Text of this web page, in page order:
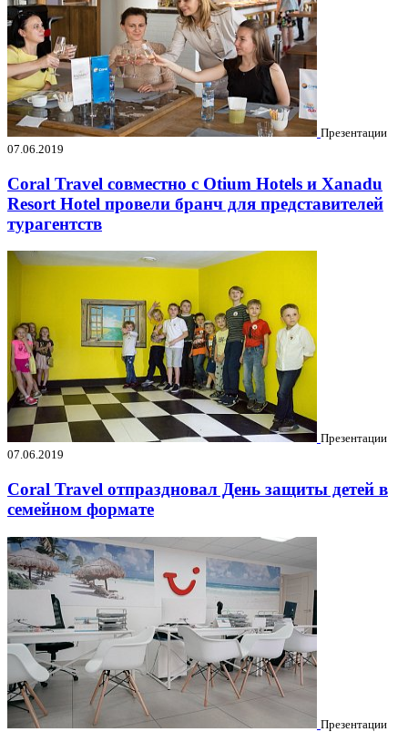
Презентации
07.06.2019
Coral Travel совместно с Otium Hotels и Xanadu
Resort Hotel провели бранч для представителей
турагентств
Презентации
07.06.2019
Coral Travel отпраздновал День защиты детей в
семейном формате
Презентации